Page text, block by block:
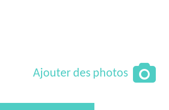
Ajouter des photos